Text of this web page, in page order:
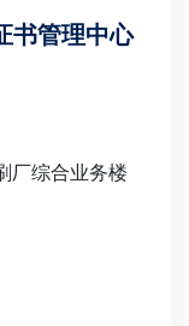
书管理中心
厂综合业务楼